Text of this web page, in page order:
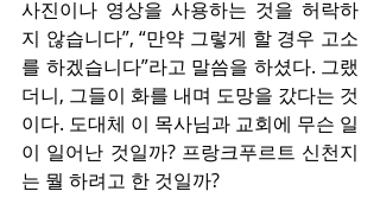
사진이나 영상을 사용하는 것을 허락하
지 않습니다”, “만약 그렇게 할 경우 고소
를 하겠습니다”라고 말씀을 하셨다. 그랬
더니, 그들이 화를 내며 도망을 갔다는 것
이다. 도대체 이 목사님과 교회에 무슨 일
이 일어난 것일까? 프랑크푸르트 신천지
는 뭘 하려고 한 것일까?